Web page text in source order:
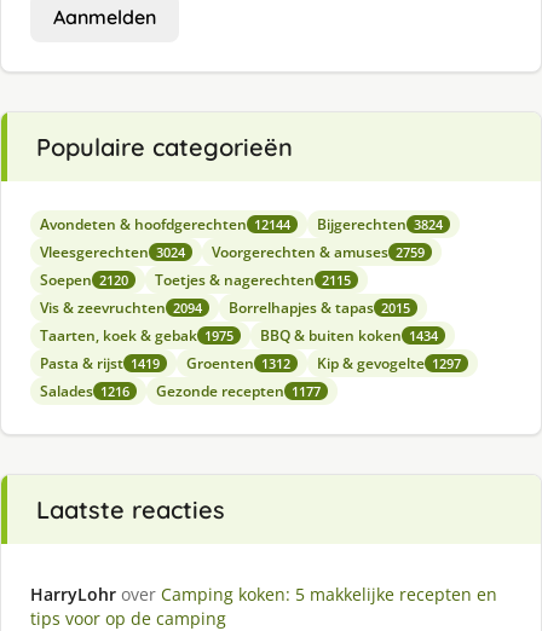
Aanmelden
Populaire categorieën
Avondeten & hoofdgerechten 12144 Bijgerechten 3824
Vleesgerechten 3024 Voorgerechten & amuses 2759
Soepen 2120 Toetjes & nagerechten 2115
Vis & zeevruchten 2094 Borrelhapjes & tapas 2015
Taarten, koek & gebak 1975 BBQ & buiten koken 1434
Pasta & rijst 1419 Groenten 1312 Kip & gevogelte 1297
Salades 1216 Gezonde recepten 1177
Laatste reacties
HarryLohr over Camping koken: 5 makkelijke recepten en
tips voor op de camping